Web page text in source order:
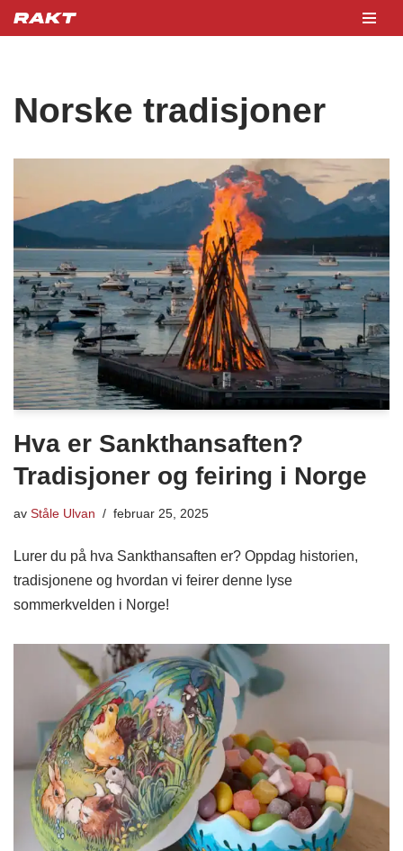
innholdet
Norske tradisjoner
Hva er Sankthansaften?
Tradisjoner og feiring i Norge
av Ståle Ulvan februar 25, 2025
Lurer du på hva Sankthansaften er? Oppdag historien,
tradisjonene og hvordan vi feirer denne lyse
sommerkvelden i Norge!